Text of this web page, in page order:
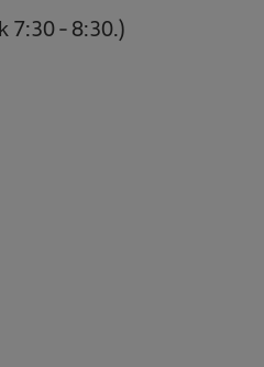
7:30 - 8:30.)